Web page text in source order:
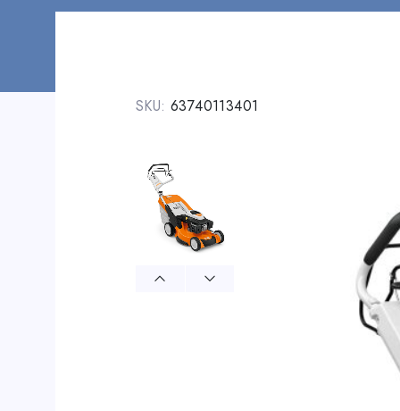
SKU: 63740113401